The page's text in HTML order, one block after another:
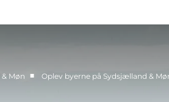
Møn ■ Oplev byerne på Sydsjælland &